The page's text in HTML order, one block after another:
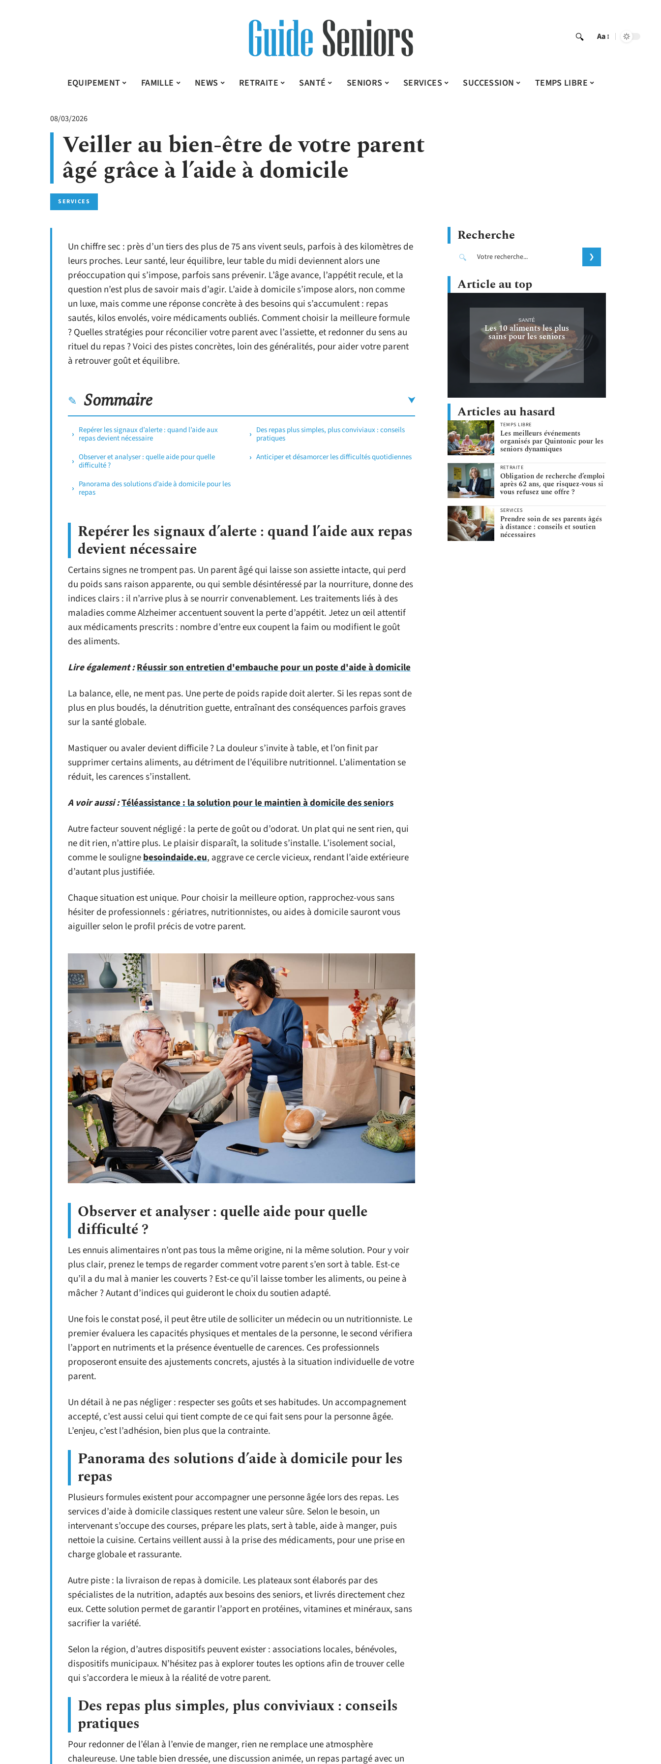
Aa
EQUIPEMENT FAMILLE NEWS RETRAITE SANTÉ SENIORS SERVICES SUCCESSION TEMPS LIBRE
08/03/2026
Veiller au bien-être de votre parent
âgé grâce à l’aide à domicile
SERVICES
Un chiffre sec : près d’un tiers des plus de 75 ans vivent seuls, parfois à des kilomètres de
leurs proches. Leur santé, leur équilibre, leur table du midi deviennent alors une
préoccupation qui s’impose, parfois sans prévenir. L’âge avance, l’appétit recule, et la
question n’est plus de savoir mais d’agir. L’aide à domicile s’impose alors, non comme
un luxe, mais comme une réponse concrète à des besoins qui s’accumulent : repas
sautés, kilos envolés, voire médicaments oubliés. Comment choisir la meilleure formule
? Quelles stratégies pour réconcilier votre parent avec l’assiette, et redonner du sens au
rituel du repas ? Voici des pistes concrètes, loin des généralités, pour aider votre parent
à retrouver goût et équilibre.
Sommaire
Repérer les signaux d’alerte : quand l’aide aux
repas devient nécessaire
Observer et analyser : quelle aide pour quelle
difficulté ?
Panorama des solutions d’aide à domicile pour les
repas
Des repas plus simples, plus conviviaux : conseils
pratiques
Anticiper et désamorcer les difficultés quotidiennes
Repérer les signaux d’alerte : quand l’aide aux repas
devient nécessaire
Certains signes ne trompent pas. Un parent âgé qui laisse son assiette intacte, qui perd
du poids sans raison apparente, ou qui semble désintéressé par la nourriture, donne des
indices clairs : il n’arrive plus à se nourrir convenablement. Les traitements liés à des
maladies comme Alzheimer accentuent souvent la perte d’appétit. Jetez un œil attentif
aux médicaments prescrits : nombre d’entre eux coupent la faim ou modifient le goût
des aliments.
Lire également :Réussir son entretien d'embauche pour un poste d'aide à domicile
La balance, elle, ne ment pas. Une perte de poids rapide doit alerter. Si les repas sont de
plus en plus boudés, la dénutrition guette, entraînant des conséquences parfois graves
sur la santé globale.
Mastiquer ou avaler devient difficile ? La douleur s’invite à table, et l’on finit par
supprimer certains aliments, au détriment de l’équilibre nutritionnel. L’alimentation se
réduit, les carences s’installent.
A voir aussi :Téléassistance : la solution pour le maintien à domicile des seniors
Autre facteur souvent négligé : la perte de goût ou d’odorat. Un plat qui ne sent rien, qui
ne dit rien, n’attire plus. Le plaisir disparaît, la solitude s’installe. L’isolement social,
comme le soulignebesoindaide.eu, aggrave ce cercle vicieux, rendant l’aide extérieure
d’autant plus justifiée.
Chaque situation est unique. Pour choisir la meilleure option, rapprochez-vous sans
hésiter de professionnels : gériatres, nutritionnistes, ou aides à domicile sauront vous
aiguiller selon le profil précis de votre parent.
Observer et analyser : quelle aide pour quelle
difficulté ?
Les ennuis alimentaires n’ont pas tous la même origine, ni la même solution. Pour y voir
plus clair, prenez le temps de regarder comment votre parent s’en sort à table. Est-ce
qu’il a du mal à manier les couverts ? Est-ce qu’il laisse tomber les aliments, ou peine à
mâcher ? Autant d’indices qui guideront le choix du soutien adapté.
Une fois le constat posé, il peut être utile de solliciter un médecin ou un nutritionniste. Le
premier évaluera les capacités physiques et mentales de la personne, le second vérifiera
l’apport en nutriments et la présence éventuelle de carences. Ces professionnels
proposeront ensuite des ajustements concrets, ajustés à la situation individuelle de votre
parent.
Un détail à ne pas négliger : respecter ses goûts et ses habitudes. Un accompagnement
accepté, c’est aussi celui qui tient compte de ce qui fait sens pour la personne âgée.
L’enjeu, c’est l’adhésion, bien plus que la contrainte.
Panorama des solutions d’aide à domicile pour les
repas
Plusieurs formules existent pour accompagner une personne âgée lors des repas. Les
services d’aide à domicile classiques restent une valeur sûre. Selon le besoin, un
intervenant s’occupe des courses, prépare les plats, sert à table, aide à manger, puis
nettoie la cuisine. Certains veillent aussi à la prise des médicaments, pour une prise en
charge globale et rassurante.
Autre piste : la livraison de repas à domicile. Les plateaux sont élaborés par des
spécialistes de la nutrition, adaptés aux besoins des seniors, et livrés directement chez
eux. Cette solution permet de garantir l’apport en protéines, vitamines et minéraux, sans
sacrifier la variété.
Selon la région, d’autres dispositifs peuvent exister : associations locales, bénévoles,
dispositifs municipaux. N’hésitez pas à explorer toutes les options afin de trouver celle
qui s’accordera le mieux à la réalité de votre parent.
Des repas plus simples, plus conviviaux : conseils
pratiques
Pour redonner de l’élan à l’envie de manger, rien ne remplace une atmosphère
chaleureuse. Une table bien dressée, une discussion animée, un repas partagé avec un
Recherche
Article au top
SANTÉ
Les 10 aliments les plus
sains pour les seniors
Articles au hasard
TEMPS LIBRE
Les meilleurs événements
organisés par Quintonic pour les
seniors dynamiques
RETRAITE
Obligation de recherche d’emploi
après 62 ans, que risquez-vous si
vous refusez une offre ?
SERVICES
Prendre soin de ses parents âgés
à distance : conseils et soutien
nécessaires